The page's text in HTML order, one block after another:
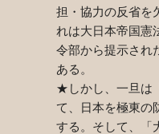
担・協力の反省を
れは大日本帝国憲
令部から提示され
ある。
★しかし、一旦は
て、日本を極東の
する。そして、「